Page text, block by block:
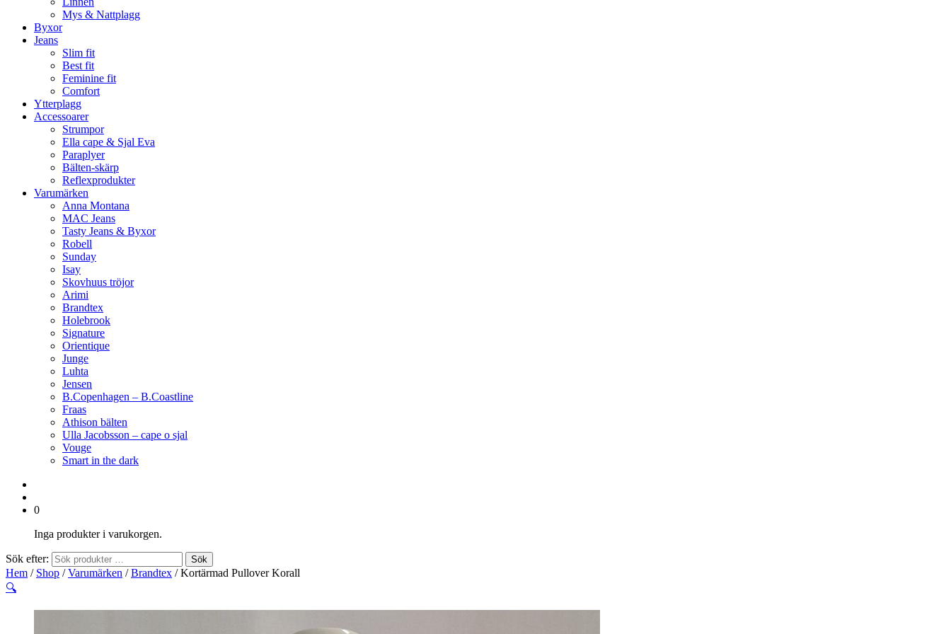
Mys & Nattplagg
Byxor
Jeans
Slim fit
Best fit
Feminine fit
Comfort
Ytterplagg
Accessoarer
Strumpor
Ella cape & Sjal Eva
Paraplyer
Bälten-skärp
Reflexprodukter
Varumärken
Anna Montana
MAC Jeans
Tasty Jeans & Byxor
Robell
Sunday
Isay
Skovhuus tröjor
Arimi
Brandtex
Holebrook
Signature
Orientique
Junge
Luhta
Jensen
B.Copenhagen – B.Coastline
Fraas
Athison bälten
Ulla Jacobsson – cape o sjal
Vouge
Smart in the dark
0
Inga produkter i varukorgen.
Sök efter: Sök
Hem / Shop /Varumärken /Brandtex / Kortärmad Pullover Korall
🔍